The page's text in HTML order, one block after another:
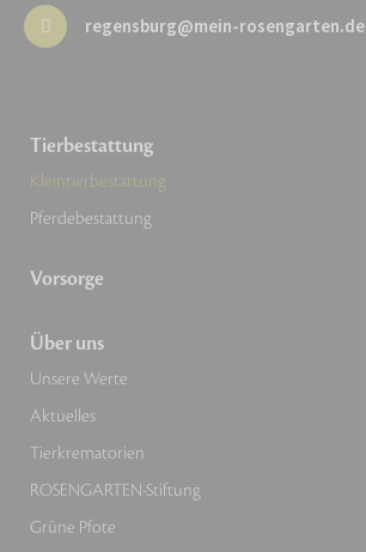
regensburg@mein-rosengarten.de
Tierbestattung
Kleintierbestattung
Pferdebestattung
Vorsorge
Über uns
Unsere Werte
Aktuelles
Tierkrematorien
ROSENGARTEN-Stiftung
Grüne Pfote